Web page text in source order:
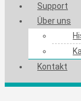
Support
Über uns
Kontakt